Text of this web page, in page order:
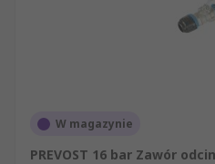
W magazynie
PREVOST 16 bar Zawór